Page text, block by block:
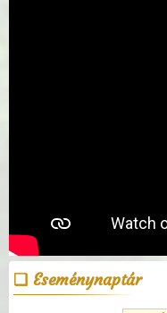
Eseménynaptár